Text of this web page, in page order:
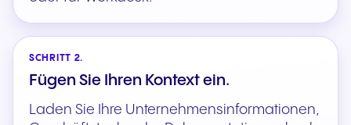
SCHRITT 2.
Fügen Sie Ihren Kontext ein.
Laden Sie Ihre Unternehmensinformationen,